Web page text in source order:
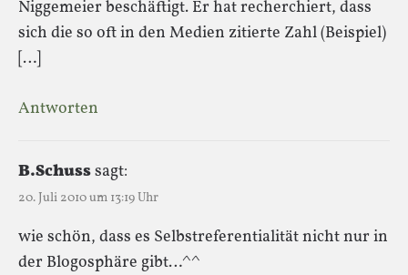
Niggemeier beschäftigt. Er hat recherchiert, dass
sich die so oft in den Medien zitierte Zahl (Beispiel)
[…]
Antworten
B.Schusssagt:
20. Juli 2010 um 13:19 Uhr
wie schön, dass es Selbstreferentialität nicht nur in
der Blogosphäre gibt…^^